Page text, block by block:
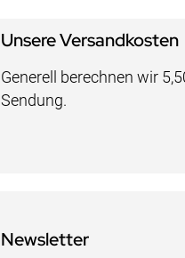
Unsere Versandkosten
Generell berechnen wir
Sendung.
Newsletter